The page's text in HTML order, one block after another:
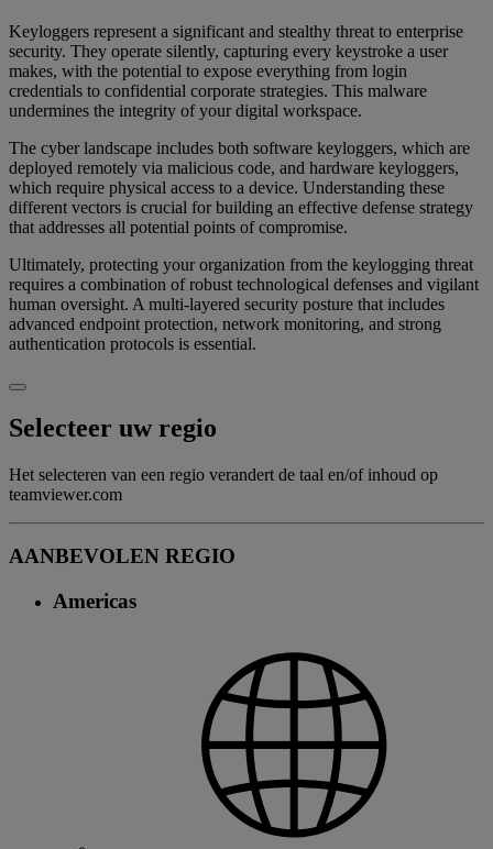
Keyloggers represent a significant and stealthy threat to enterprise
security. They operate silently, capturing every keystroke a user
makes, with the potential to expose everything from login
credentials to confidential corporate strategies. This malware
undermines the integrity of your digital workspace.
The cyber landscape includes both software keyloggers, which are
deployed remotely via malicious code, and hardware keyloggers,
which require physical access to a device. Understanding these
different vectors is crucial for building an effective defense strategy
that addresses all potential points of compromise.
Ultimately, protecting your organization from the keylogging threat
requires a combination of robust technological defenses and vigilant
human oversight. A multi-layered security posture that includes
advanced endpoint protection, network monitoring, and strong
authentication protocols is essential.
Selecteer uw regio
Het selecteren van een regio verandert de taal en/of inhoud op
teamviewer.com
AANBEVOLEN REGIO
Americas